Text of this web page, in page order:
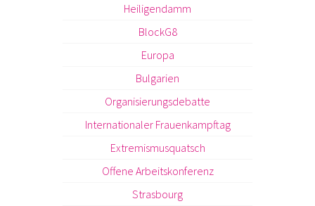
Heiligendamm
BlockG8
Europa
Bulgarien
Organisierungsdebatte
Internationaler Frauenkampftag
Extremismusquatsch
Offene Arbeitskonferenz
Strasbourg